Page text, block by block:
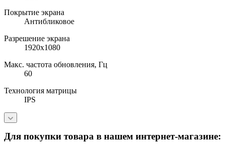
Покрытие экрана
Антибликовое
Разрешение экрана
1920x1080
Макс. частота обновления, Гц
60
Технология матрицы
IPS
Для покупки товара в нашем интернет-магазине: